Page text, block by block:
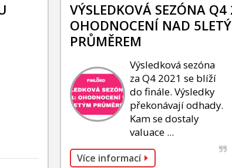
VÝSLEDKOVÁ SEZÓNA
OHODNOCENÍ NAD
PRŮMĚREM
Výsledková sezóna
za Q4 2021 se blíží
do finále. Výsledky
překonávají odhady.
Kam se dostaly
valuace ...
Více informací